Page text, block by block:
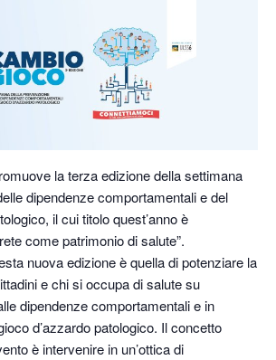
la terza edizione della settimana
dipendenze comportamentali e del
il cui titolo quest’anno è
come patrimonio di salute”.
nuova edizione è quella di potenziare la
e chi si occupa di salute su
dipendenze comportamentali e in
d’azzardo patologico. Il concetto
è intervenire in un’ottica di